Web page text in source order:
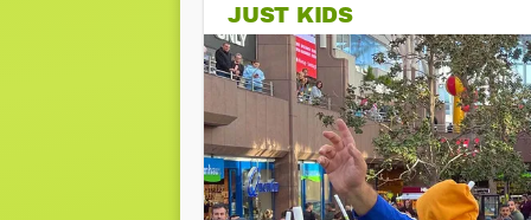
JUST KIDS